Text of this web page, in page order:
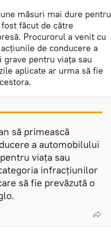
măsuri mai dure pentru
făcut de către
Procurorul a venit cu
de conducere a
pentru viața sau
aplicate ar urma să fie
să primească
a automobilului
viața sau
infracțiunilor
să fie prevăzută o